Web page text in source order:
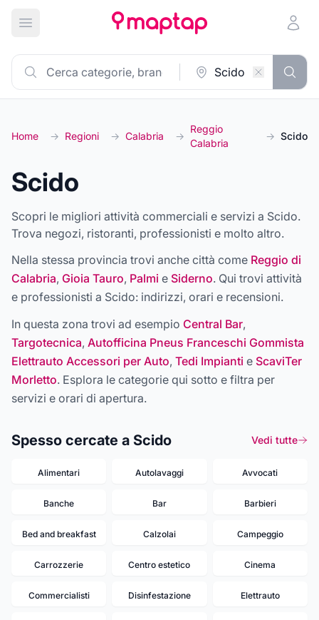
Apri menu principale
Home → Regioni → Calabria →
Reggio
Calabria
→ Scido
Scido
Scopri le migliori attività commerciali e servizi a Scido.
Trova negozi, ristoranti, professionisti e molto altro.
Nella stessa provincia trovi anche città come Reggio di
Calabria, Gioia Tauro, Palmi e Siderno. Qui trovi attività
e professionisti a Scido: indirizzi, orari e recensioni.
In questa zona trovi ad esempio Central Bar,
Targotecnica, Autofficina Pneus Franceschi Gommista
Elettrauto Accessori per Auto, Tedi Impianti e ScaviTer
Morletto. Esplora le categorie qui sotto e filtra per
servizi e orari di apertura.
Spesso cercate a Scido Vedi tutte
Alimentari Autolavaggi Avvocati
Banche Bar Barbieri
Bed and breakfast Calzolai Campeggio
Carrozzerie Centro estetico Cinema
Commercialisti Disinfestazione Elettrauto